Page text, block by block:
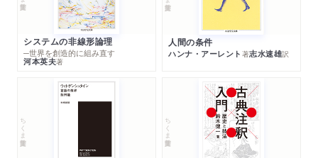
システムの非線形論理
─世界を創造的に組み直す
河本英夫著
人間の条件
ハンナ・アーレント 著志水速雄訳
ちくま学芸文庫 ちくま学芸文庫